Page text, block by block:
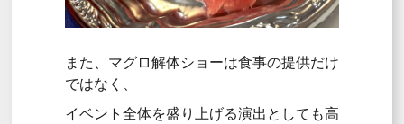
また、マグロ解体ショーは食事の提供だけ
ではなく、
イベント全体を盛り上げる演出としても高